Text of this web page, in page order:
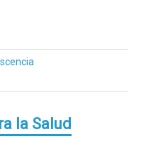
la Salud